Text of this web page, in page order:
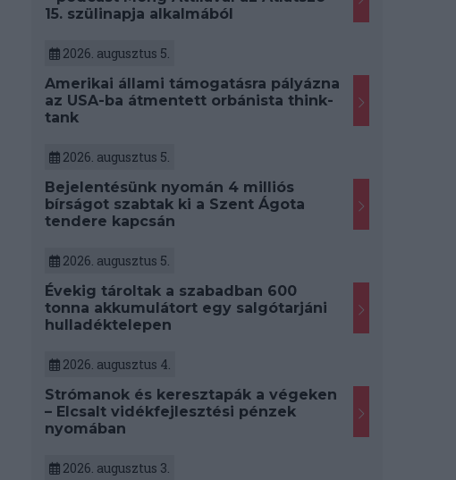
15. szülinapja alkalmából
2026. augusztus 5.
Amerikai állami támogatásra pályázna
az USA-ba átmentett orbánista think-
tank
2026. augusztus 5.
Bejelentésünk nyomán 4 milliós
bírságot szabtak ki a Szent Ágota
tendere kapcsán
2026. augusztus 5.
Évekig tároltak a szabadban 600
tonna akkumulátort egy salgótarjáni
hulladéktelepen
2026. augusztus 4.
Strómanok és keresztapák a végeken
– Elcsalt vidékfejlesztési pénzek
nyomában
2026. augusztus 3.